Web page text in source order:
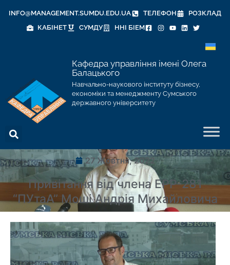
INFO@MANAGEMENT.SUMDU.EDU.UA ТЕЛЕФОН
РОЗКЛАД
КАБІНЕТ
СУМДУ ННІ БІЕМ
Кафедра управління імені Олега
Балацького
Навчально-наукового інституту бізнесу,
економіки та менеджменту Сумського
державного університету
27 Жовтня, 2022
Привітання від члена ЕРР-281
“ПУтаА” Моші Андрія Михайловича